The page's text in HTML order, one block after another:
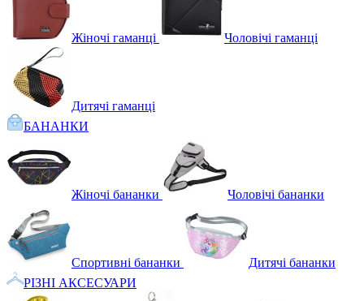
Жіночі гаманці Чоловічі гаманці
Дитячі гаманці
БАНАНКИ
Жіночі бананки Чоловічі бананки
Спортивні бананки
Дитячі бананки
РІЗНІ АКСЕСУАРИ